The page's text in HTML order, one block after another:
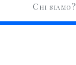
Chi siamo?